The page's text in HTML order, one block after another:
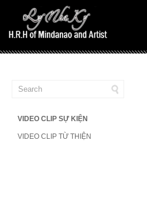
VIDEO CLIP SỰ KIỆN
VIDEO CLIP TỪ THIỆN